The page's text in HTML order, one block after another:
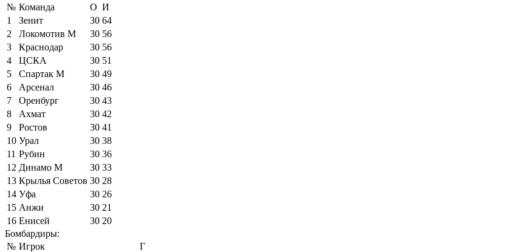
№ Команда О И
1
Зенит 30 64
2
Локомотив М 30 56
3
Краснодар 30 56
4
ЦСКА 30 51
5
Спартак М 30 49
6
Арсенал 30 46
7
Оренбург 30 43
8
Ахмат 30 42
9
Ростов 30 41
10 Урал 30 38
11 Рубин 30 36
12 Динамо М 30 33
13 Крылья Советов 30 28
14 Уфа 30 26
15 Анжи 30 21
16 Енисей 30 20
Бомбардиры:
№ Игрок
Г